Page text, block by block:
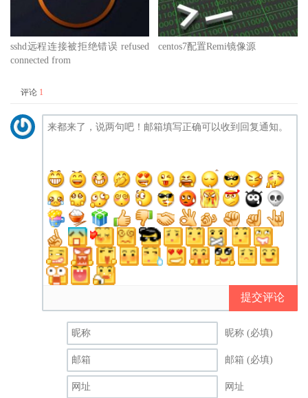
sshd远程连接被拒绝错误 refused
connected from
centos7配置Remi镜像源
评论 1
提交评论
昵称 (必填)
邮箱 (必填)
网址